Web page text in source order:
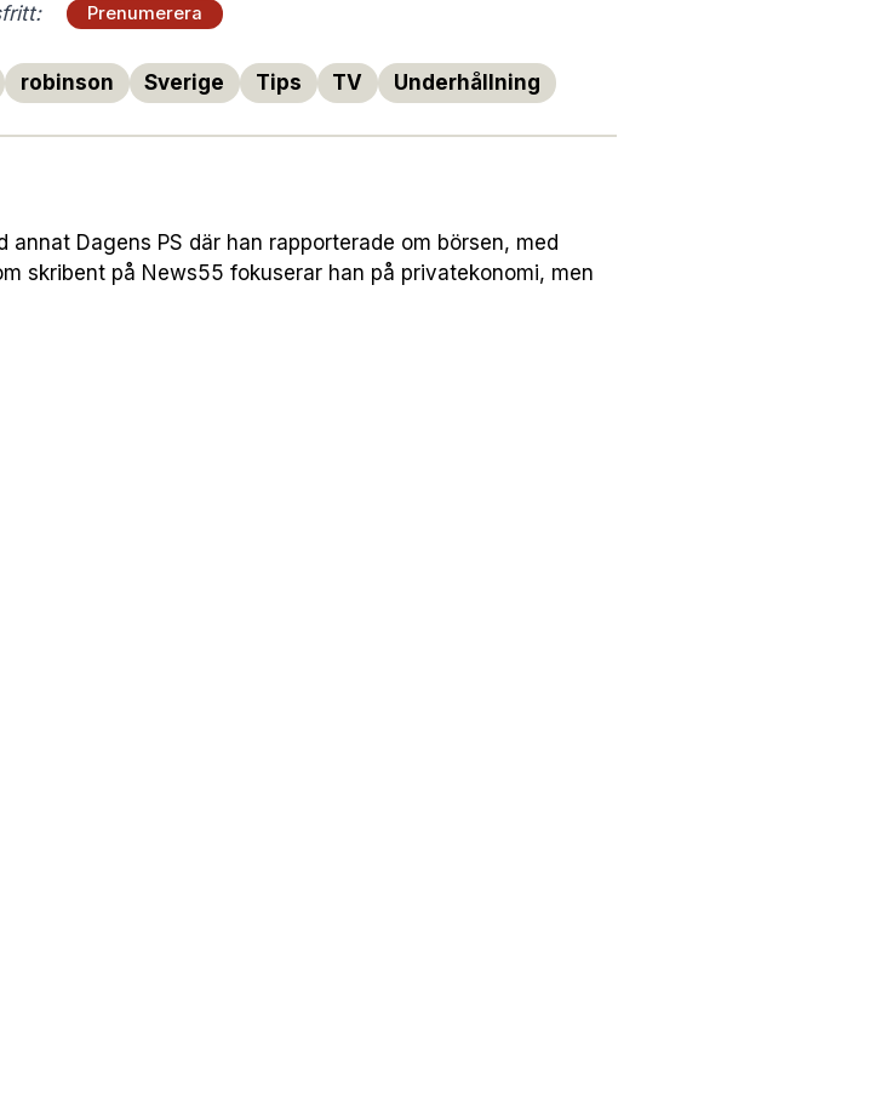
Prenumerera
robinson Sverige Tips TV Underhållning
annat Dagens PS där han rapporterade om börsen, med
skribent på News55 fokuserar han på privatekonomi, men